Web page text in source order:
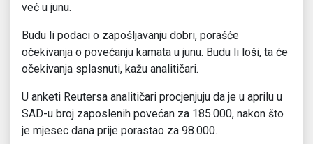
već u junu.
Budu li podaci o zapošljavanju dobri, porašće
očekivanja o povećanju kamata u junu. Budu li loši, ta će
očekivanja splasnuti, kažu analitičari.
U anketi Reutersa analitičari procjenjuju da je u aprilu u
SAD-u broj zaposlenih povećan za 185.000, nakon što
je mjesec dana prije porastao za 98.000.